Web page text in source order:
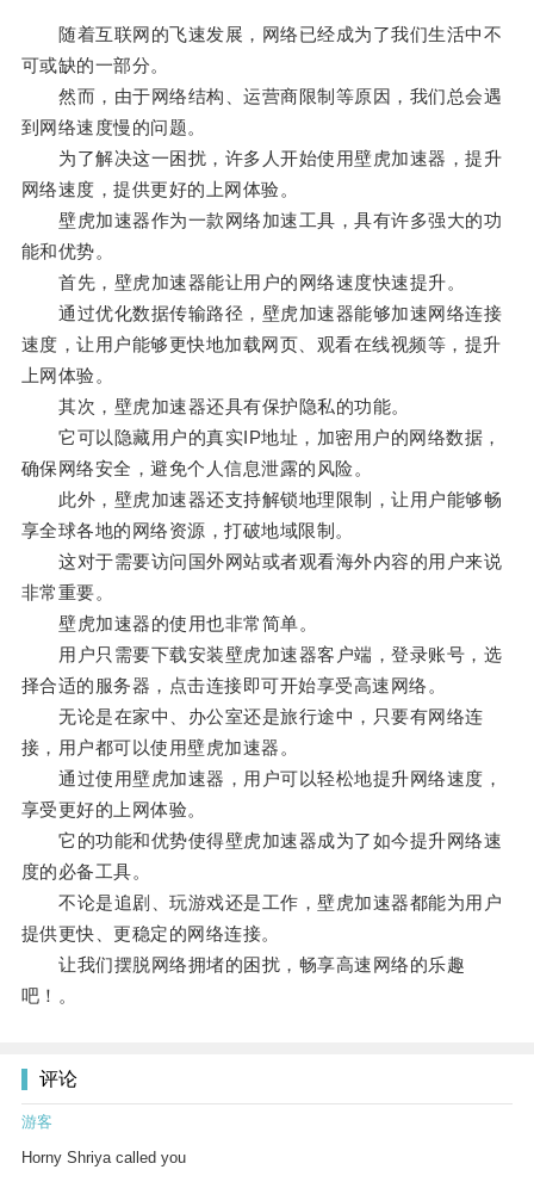
随着互联网的飞速发展，网络已经成为了我们生活中不
可或缺的一部分。
然而，由于网络结构、运营商限制等原因，我们总会遇
到网络速度慢的问题。
为了解决这一困扰，许多人开始使用壁虎加速器，提升
网络速度，提供更好的上网体验。
壁虎加速器作为一款网络加速工具，具有许多强大的功
能和优势。
首先，壁虎加速器能让用户的网络速度快速提升。
通过优化数据传输路径，壁虎加速器能够加速网络连接
速度，让用户能够更快地加载网页、观看在线视频等，提升
上网体验。
其次，壁虎加速器还具有保护隐私的功能。
它可以隐藏用户的真实IP地址，加密用户的网络数据，
确保网络安全，避免个人信息泄露的风险。
此外，壁虎加速器还支持解锁地理限制，让用户能够畅
享全球各地的网络资源，打破地域限制。
这对于需要访问国外网站或者观看海外内容的用户来说
非常重要。
壁虎加速器的使用也非常简单。
用户只需要下载安装壁虎加速器客户端，登录账号，选
择合适的服务器，点击连接即可开始享受高速网络。
无论是在家中、办公室还是旅行途中，只要有网络连
接，用户都可以使用壁虎加速器。
通过使用壁虎加速器，用户可以轻松地提升网络速度，
享受更好的上网体验。
它的功能和优势使得壁虎加速器成为了如今提升网络速
度的必备工具。
不论是追剧、玩游戏还是工作，壁虎加速器都能为用户
提供更快、更稳定的网络连接。
让我们摆脱网络拥堵的困扰，畅享高速网络的乐趣
吧！。
评论
游客
Horny Shriya called you